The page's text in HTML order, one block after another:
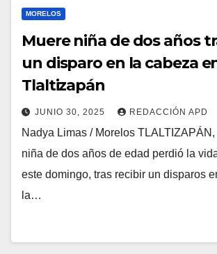
MORELOS
Muere niña de dos años
un disparo en la cabeza
Tlaltizapán
JUNIO 30, 2025 REDACCIÓN APD
Nadya Limas / Morelos
niña de dos años de edad perdió la
este domingo, tras recibir un disparos
la…